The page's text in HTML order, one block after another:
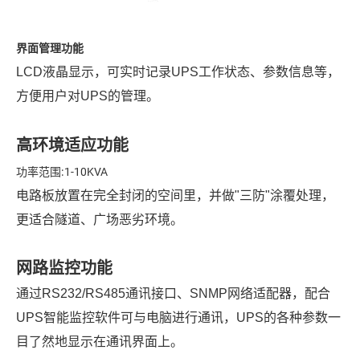
界面管理功能
LCD液晶显示，可实时记录UPS工作状态、参数信息等，
方便用户对UPS的管理。
高环境适应功能
功率范围∶1-10KVA
电路板放置在完全封闭的空间里，并做"三防"涂覆处理，
更适合隧道、广场恶劣环境。
网路监控功能
通过RS232/RS485通讯接口、SNMP网络适配器，配合
UPS智能监控软件可与电脑进行通讯，UPS的各种参数一
目了然地显示在通讯界面上。